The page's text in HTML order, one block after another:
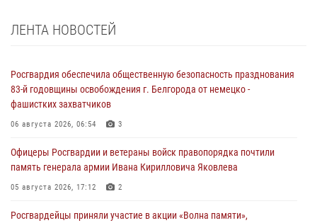
ЛЕНТА НОВОСТЕЙ
Росгвардия обеспечила общественную безопасность празднования
83-й годовщины освобождения г. Белгорода от немецко -
фашистких захватчиков
06 августа 2026, 06:54 3
Офицеры Росгвардии и ветераны войск правопорядка почтили
память генерала армии Ивана Кирилловича Яковлева
05 августа 2026, 17:12 2
Росгвардейцы приняли участие в акции «Волна памяти»,